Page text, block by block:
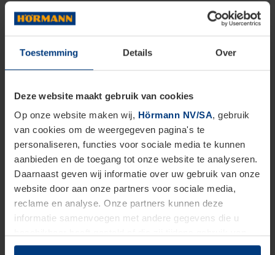
Toestemming Details Over
Deze website maakt gebruik van cookies
Op onze website maken wij, Hörmann NV/SA, gebruik
van cookies om de weergegeven pagina's te
personaliseren, functies voor sociale media te kunnen
aanbieden en de toegang tot onze website te analyseren.
Daarnaast geven wij informatie over uw gebruik van onze
website door aan onze partners voor sociale media,
reclame en analyse. Onze partners kunnen deze
informatie samenvoegen met andere gegevens die u
hun diensten hebben verzameld.